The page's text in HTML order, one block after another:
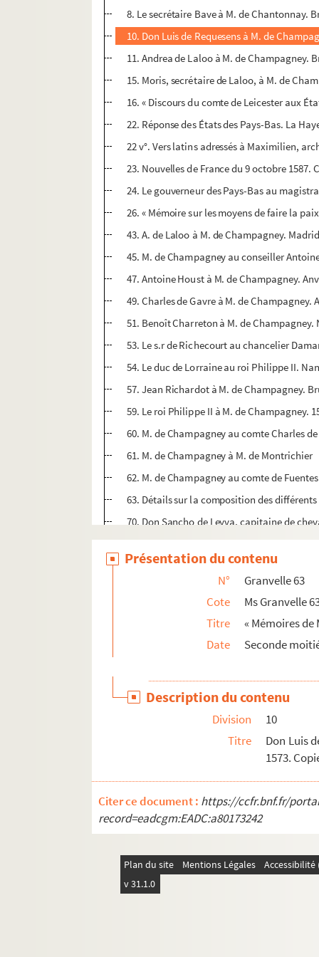
8. Le secrétaire Bave à M. de Chantonnay.
10. Don Luis de Requesens à M. de
11. Andrea de Laloo à M. de Champagney.
15. Moris, secrétaire de Laloo, à M. de
16. « Discours du comte de Leicester aux
22. Réponse des États des Pays-Bas. La
22 v°. Vers latins adressés à Maximilien,
23. Nouvelles de France du 9 octobre 1587.
24. Le gouverneur des Pays-Bas au
26. « Mémoire sur les moyens de faire la
43. A. de Laloo à M. de Champagney.
45. M. de Champagney au conseiller
47. Antoine Houst à M. de Champagney.
49. Charles de Gavre à M. de Champagney.
51. Benoît Charreton à M. de Champagney.
53. Le s.r de Richecourt au chancelier
54. Le duc de Lorraine au roi Philippe II.
57. Jean Richardot à M. de Champagney.
59. Le roi Philippe II à M. de Champagney.
60. M. de Champagney au comte Charles
61. M. de Champagney à M. de Montrichier
62. M. de Champagney au comte de
63. Détails sur la composition des
70. Don Sancho de Leyva, capitaine de
72. Leonardo de Tassis à M. de
74. Charles de Mansfeld, grand maître de
75. M. de Champagney à Damant.
76. M. de Champagney au comte de
84. M. de Champagney à Charles de
90. Le conseiller Assonleville à M. de
92. Don Sancho de Leyva à M. de
94. M. de Champagney au comte Pierre-
95. M. de Champagney à d'Assonleville.
97. Don Sancho de Leyva à M. de
99. M. de Champagney au comte Pierre-
101. Le même au comte de Fuentes. Dole,
102. M. de Champagney à don Sancho de
105. Don Sancho de Leyva à M. de
107. M. de Champagney au comte de
Présentation du contenu
N°
Granvelle 63
Cote
Ms Granvelle
Titre
« Mémoires de
Date
Seconde
Description du contenu
Division
10
Titre
Don Luis
1573.
Citer ce document : https://ccfr.bnf.fr/
record=eadcgm:EADC:a80173242
Plan du site Mentions Légales
v 31.1.0